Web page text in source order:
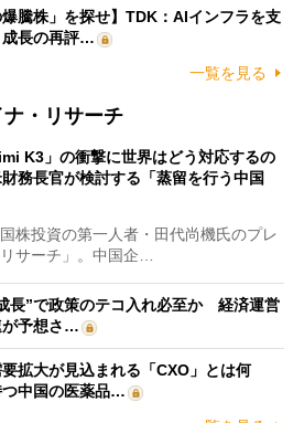
爆騰株」を探せ】TDK：AIインフラを支
長の再評…
一覧を見る
・リサーチ
K3」の衝撃に世界はどう対応するの
務長官が検討する「蒸留を行う中国
株投資の第一人者・田代尚機氏のプレ
サーチ」。中国企…
長”で政策のテコ入れ必至か 経済運営
が予想さ…
拡大が見込まれる「CXO」とは何
中国の医薬品…